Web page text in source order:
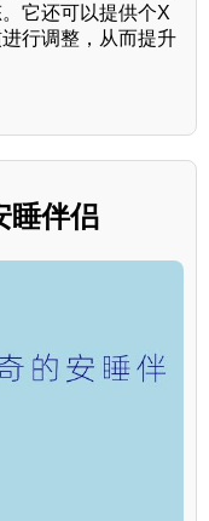
它还可以提供个X
行调整，从而提升
睡伴侣